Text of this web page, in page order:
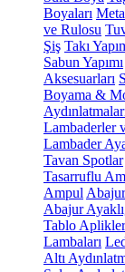
Boyaları
ve Rulosu
Şiş Takı
Sabun Yapımı
Aksesuarları
Boyama &
Lambaderler
Lambader
Tavan Spotlar
Tasarruflu
Ampul
Abajur
Tablo
Lambaları
Altı